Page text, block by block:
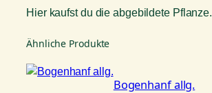
r
n
r
Hier kaufst du die abgebildete Pflanze.
Ähnliche Produkte
Bogenhanf allg.